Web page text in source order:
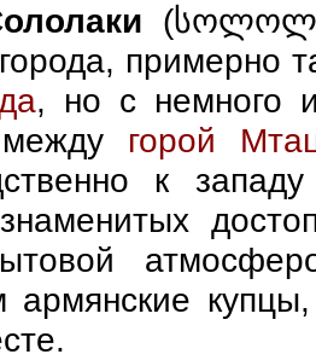
примерно
, но с немного
горой
к
армянские